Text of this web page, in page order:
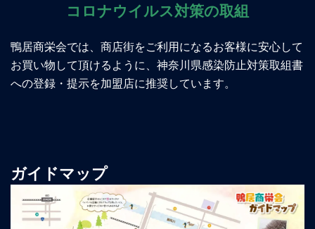
コロナウイルス対策の取組
鴨居商栄会では、商店街をご利用になるお客様に安心して
お買い物して頂けるように、神奈川県感染防止対策取組書
への登録・提示を加盟店に推奨しています。
ガイドマップ